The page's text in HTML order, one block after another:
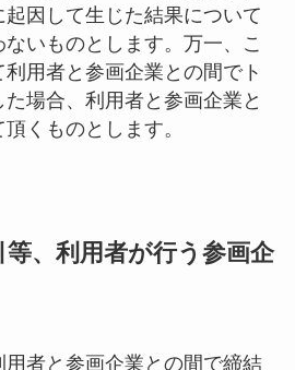
起因して生じた結果について
いものとします。万一、こ
用者と参画企業との間でト
場合、利用者と参画企業と
くものとします。
、利用者が行う参画企
者と参画企業との間で締結